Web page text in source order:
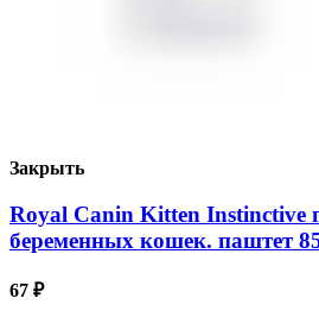
Закрыть
Royal Canin Kitten Instinctive
беременных кошек. паштет
67 ₽